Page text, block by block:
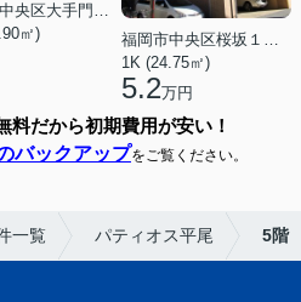
福岡市中央区大手門３丁目
㎡)
1K (24.75㎡)
5.2万円
だから初期費用が安い！
バックアップをご覧ください。
一覧 パティオス平尾 5階